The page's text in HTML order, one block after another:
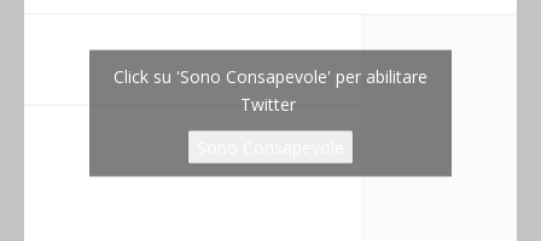
Tweets by diaconatoromano
Click su 'Sono Consapevole' per abilitare
Twitter